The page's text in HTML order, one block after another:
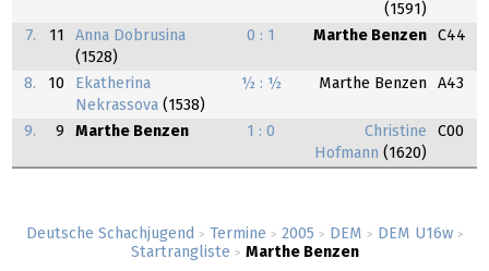
Deutsche Schachjugend > Termine > 2005 > DEM > DEM U16w >
Startrangliste > Marthe Benzen
(1591)
7. 11
Anna Dobrusina
(1528)
0 : 1 Marthe Benzen C44
8. 10
Ekatherina
Nekrassova (1538)
½ : ½ Marthe Benzen A43
9. 9 Marthe Benzen 1 : 0
Christine
Hofmann (1620)
C00